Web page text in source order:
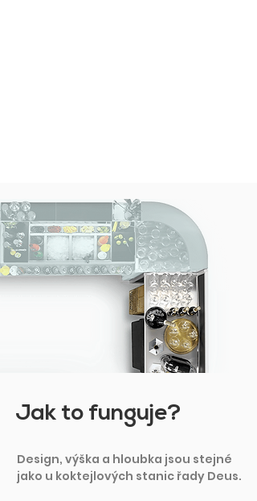
Jak to funguje?
Design, výška a hloubka jsou stejné
jako u koktejlových stanic řady Deus.